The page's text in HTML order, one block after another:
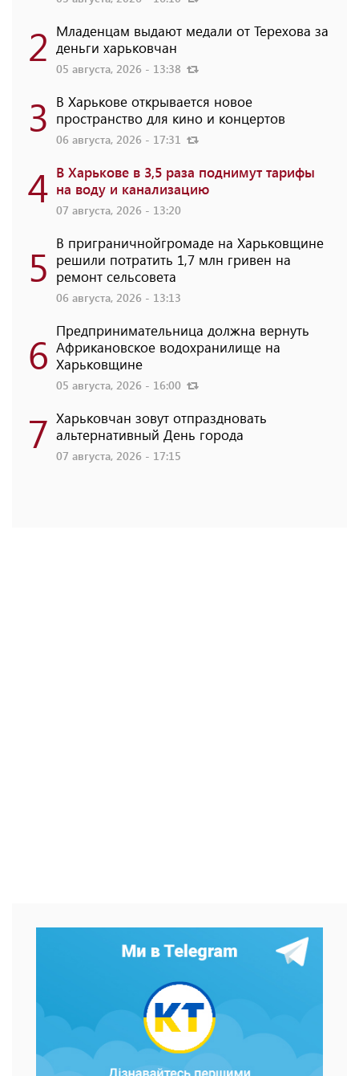
2 Младенцам выдают медали от Терехова за
деньги харьковчан
05 августа, 2026 - 13:38
3 В Харькове открывается новое
пространство для кино и концертов
06 августа, 2026 - 17:31
4 В Харькове в 3,5 раза поднимут тарифы
на воду и канализацию
07 августа, 2026 - 13:20
5 В приграничнойгромаде на Харьковщине
решили потратить 1,7 млн ​​гривен на
ремонт сельсовета
06 августа, 2026 - 13:13
6 Предпринимательница должна вернуть
Африкановское водохранилище на
Харьковщине
05 августа, 2026 - 16:00
7 Харьковчан зовут отпраздновать
альтернативный День города
07 августа, 2026 - 17:15